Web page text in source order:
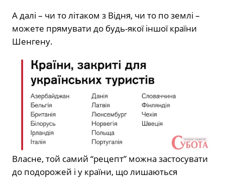
А далі – чи то літаком з Відня, чи то по землі –
можете прямувати до будь-якої іншої країни
Шенгену.
Власне, той самий “рецепт” можна застосувати
до подорожей і у країни, що лишаються